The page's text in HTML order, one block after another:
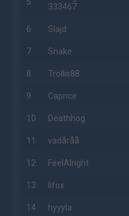
333467
6 Slajd
7 Snake
8 Trollis88
9 Caprice
10 Deathhog
11 vadåråå
12 FeelAlright
13 lifox
14 hyyyla